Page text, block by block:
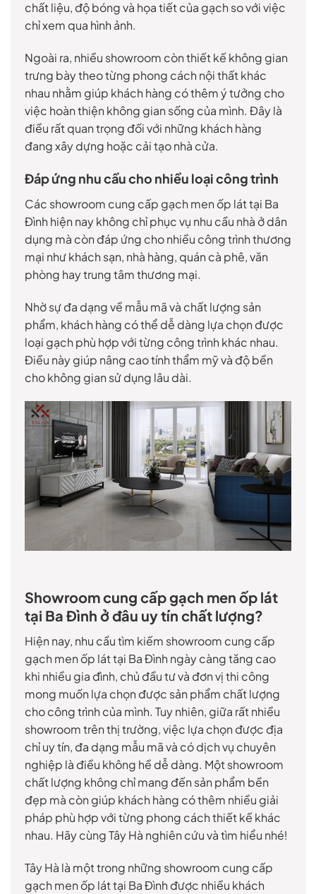
chất liệu, độ bóng và họa tiết của gạch so với việc
chỉ xem qua hình ảnh.
Ngoài ra, nhiều showroom còn thiết kế không gian
trưng bày theo từng phong cách nội thất khác
nhau nhằm giúp khách hàng có thêm ý tưởng cho
việc hoàn thiện không gian sống của mình. Đây là
điều rất quan trọng đối với những khách hàng
đang xây dựng hoặc cải tạo nhà cửa.
Đáp ứng nhu cầu cho nhiều loại công trình
Các showroom cung cấp gạch men ốp lát tại Ba
Đình hiện nay không chỉ phục vụ nhu cầu nhà ở dân
dụng mà còn đáp ứng cho nhiều công trình thương
mại như khách sạn, nhà hàng, quán cà phê, văn
phòng hay trung tâm thương mại.
Nhờ sự đa dạng về mẫu mã và chất lượng sản
phẩm, khách hàng có thể dễ dàng lựa chọn được
loại gạch phù hợp với từng công trình khác nhau.
Điều này giúp nâng cao tính thẩm mỹ và độ bền
cho không gian sử dụng lâu dài.
Showroom cung cấp gạch men ốp lát
tại Ba Đình ở đâu uy tín chất lượng?
Hiện nay, nhu cầu tìm kiếm showroom cung cấp
gạch men ốp lát tại Ba Đình ngày càng tăng cao
khi nhiều gia đình, chủ đầu tư và đơn vị thi công
mong muốn lựa chọn được sản phẩm chất lượng
cho công trình của mình. Tuy nhiên, giữa rất nhiều
showroom trên thị trường, việc lựa chọn được địa
chỉ uy tín, đa dạng mẫu mã và có dịch vụ chuyên
nghiệp là điều không hề dễ dàng. Một showroom
chất lượng không chỉ mang đến sản phẩm bền
đẹp mà còn giúp khách hàng có thêm nhiều giải
pháp phù hợp với từng phong cách thiết kế khác
nhau. Hãy cùng Tây Hà nghiên cứu và tìm hiểu nhé!
Tây Hà là một trong những showroom cung cấp
gạch men ốp lát tại Ba Đình được nhiều khách